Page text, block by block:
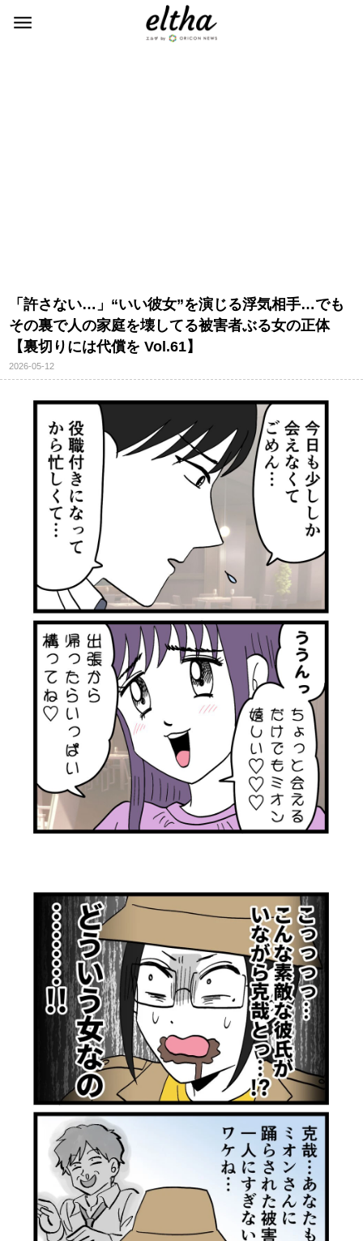
「許さない…」“いい彼女”を演じる浮気相手…でも
その裏で人の家庭を壊してる被害者ぶる女の正体
【裏切りには代償を Vol.61】
2026-05-12